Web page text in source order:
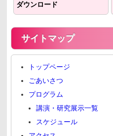
ダウンロード
サイトマップ
トップページ
ごあいさつ
プログラム
講演・研究展示一覧
スケジュール